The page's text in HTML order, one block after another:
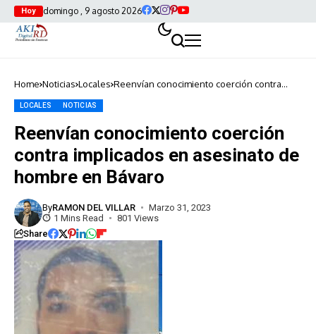
Hoy domingo , 9 agosto 2026
Home Noticias Locales Reenvían conocimiento coerción contra
LOCALES NOTICIAS
Reenvían conocimiento coerción
contra implicados en asesinato de
hombre en Bávaro
ByRAMON DEL VILLAR
Marzo 31, 2023
1 Mins Read
801 Views
Share